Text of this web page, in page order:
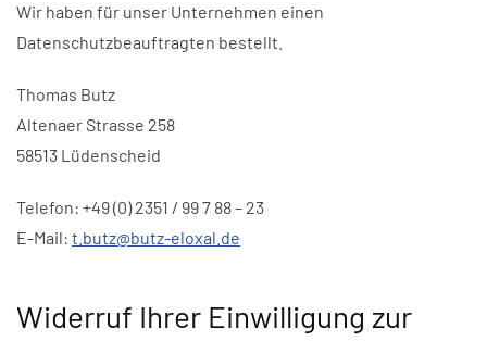
Wir haben für unser Unternehmen einen
Datenschutzbeauftragten bestellt.
Thomas Butz
Altenaer Strasse 258
58513 Lüdenscheid
Telefon: +49 (0) 2351 / 99 7 88 – 23
E-Mail: t.butz@butz-eloxal.de
Widerruf Ihrer Einwilligung zur